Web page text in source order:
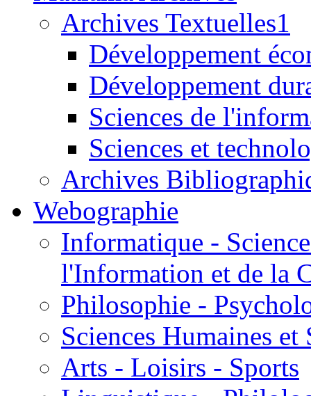
Archives Textuelles1
Développement
Développement
Sciences de
Sciences et
Archives
Webographie
Informatique -
l'Information et de la
Philosophie -
Sciences Humaines et
Arts - Loisirs - Sports